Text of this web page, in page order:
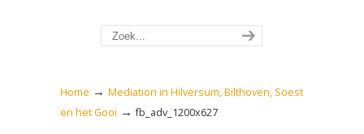
Home → Mediation in Hilversum, Bilthoven, Soest
en het Gooi →fb_adv_1200x627